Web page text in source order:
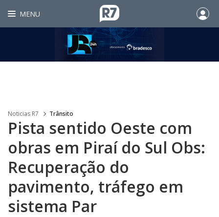
MENU
Noticias R7 Trânsito
Pista sentido Oeste com
obras em Piraí do Sul Obs:
Recuperação do
pavimento, tráfego em
sistema Par